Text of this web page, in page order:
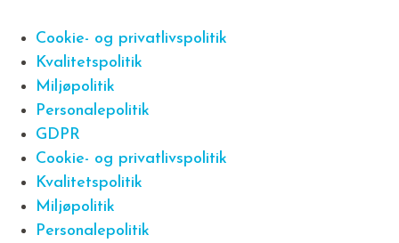
Cookie- og privatlivspolitik
Kvalitetspolitik
Miljøpolitik
Personalepolitik
GDPR
Cookie- og privatlivspolitik
Kvalitetspolitik
Miljøpolitik
Personalepolitik